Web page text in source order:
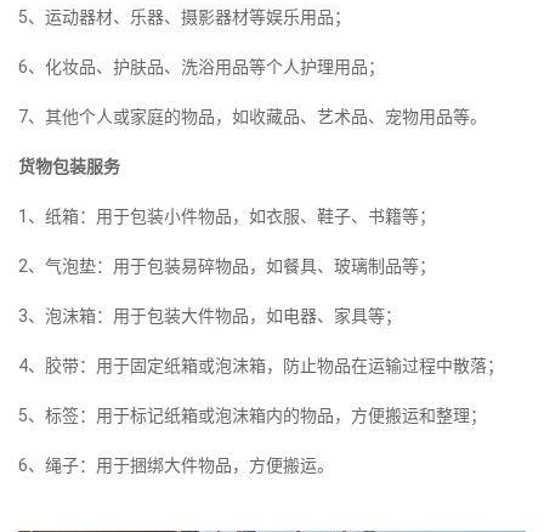
5、运动器材、乐器、摄影器材等娱乐用品；
6、化妆品、护肤品、洗浴用品等个人护理用品；
7、其他个人或家庭的物品，如收藏品、艺术品、宠物用品等。
货物包装服务
1、纸箱：用于包装小件物品，如衣服、鞋子、书籍等；
2、气泡垫：用于包装易碎物品，如餐具、玻璃制品等；
3、泡沫箱：用于包装大件物品，如电器、家具等；
4、胶带：用于固定纸箱或泡沫箱，防止物品在运输过程中散落；
5、标签：用于标记纸箱或泡沫箱内的物品，方便搬运和整理；
6、绳子：用于捆绑大件物品，方便搬运。